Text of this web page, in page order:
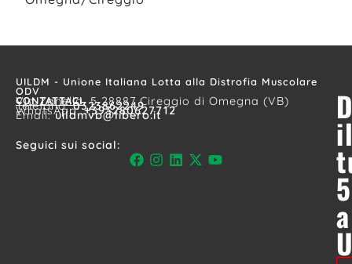
UILDM - Unione Italiana Lotta alla Distrofia Muscolare
ODV
CONTATTACI
Via Zanella, 5 28887 Cireggio di Omegna (VB)
Telefono:0323862249
WhatsApp:+393280627712
Email:uildmvb@libero.it
Seguici sui social:
a